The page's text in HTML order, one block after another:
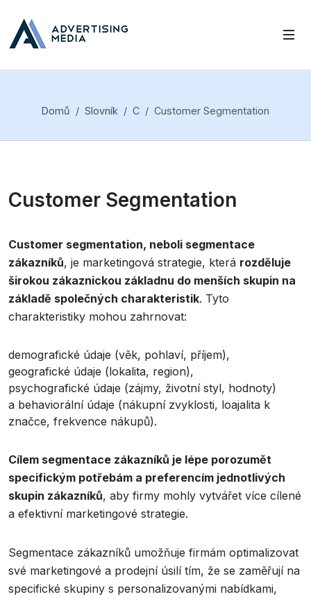
Domů Slovník C Customer Segmentation
Customer Segmentation
Customer segmentation, neboli segmentace
zákazníků, je marketingová strategie, která rozděluje
širokou zákaznickou základnu do menších skupin na
základě společných charakteristik. Tyto
charakteristiky mohou zahrnovat:
demografické údaje (věk, pohlaví, příjem),
geografické údaje (lokalita, region),
psychografické údaje (zájmy, životní styl, hodnoty)
a behaviorální údaje (nákupní zvyklosti, loajalita k
značce, frekvence nákupů).
Cílem segmentace zákazníků je lépe porozumět
specifickým potřebám a preferencím jednotlivých
skupin zákazníků, aby firmy mohly vytvářet více cílené
a efektivní marketingové strategie.
Segmentace zákazníků umožňuje firmám optimalizovat
své marketingové a prodejní úsilí tím, že se zaměřují na
specifické skupiny s personalizovanými nabídkami,